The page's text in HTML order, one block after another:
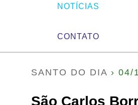
NOTÍCIAS
CONTATO
SANTO DO DIA › 04/
São Carlos